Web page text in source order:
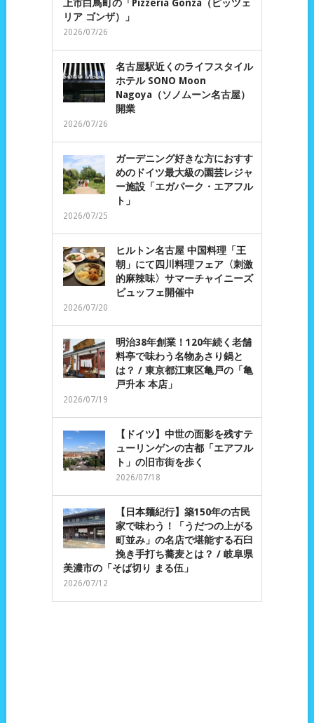
上市白鳥町の「Pizzeria Gonza（ピッツェ
リア ゴンザ）」
2026/07/26
名古屋駅近くのライフスタイル
ホテル SONO Moon
Nagoya（ソノムーン名古屋）
開業
2026/07/26
ガーデニング好きな方におすす
めのドイツ最大級の園芸レジャ
ー施設「エガパーク・エアフル
ト」
2026/07/25
ヒルトン名古屋 中国料理「王
朝」にて四川料理フェア〈刺激
的麻辣味〉サマーチャイニーズ
ビュッフェ開催中
2026/07/20
明治38年創業！120年続く老舗
料亭で味わう名物あさり鍋と
は？ / 東京都江東区亀戸の「亀
戸升本 本店」
2026/07/19
【ドイツ】中世の面影を残すテ
ューリンゲンの古都「エアフル
ト」の旧市街を歩く
2026/07/18
【日本麺紀行】築150年の古民
家で味わう！「うだつの上がる
町並み」の名店で堪能する石臼
挽き手打ち蕎麦とは？ / 岐阜県
美濃市の「そば切り まる伍」
2026/07/12